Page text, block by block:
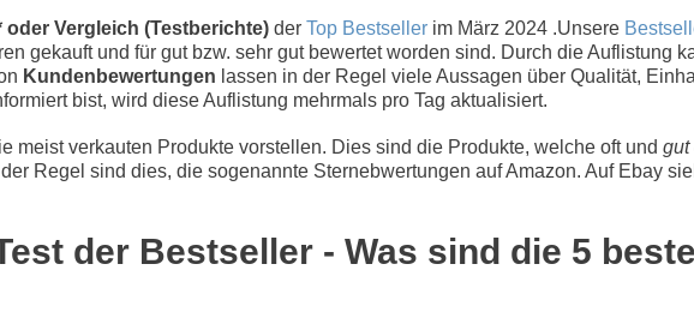
Vergleich (Testberichte) der Top Bestseller im März 2024 .Unsere
gekauft und für gut bzw. sehr gut bewertet worden sind. Durch die Auflistung
Kundenbewertungen lassen in der Regel viele Aussagen über Qualität,
bist, wird diese Auflistung mehrmals pro Tag aktualisiert.
meist verkauten Produkte vorstellen. Dies sind die Produkte, welche oft und gut
Regel sind dies, die sogenannte Sternebwertungen auf Amazon. Auf Ebay
der Bestseller - Was sind die 5